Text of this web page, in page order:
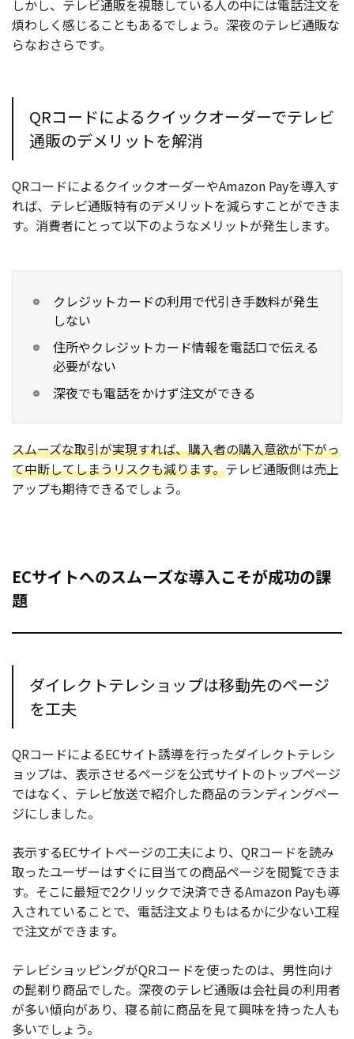
しかし、テレビ通販を視聴している人の中には電話注文を
煩わしく感じることもあるでしょう。深夜のテレビ通販な
らなおさらです。
QRコードによるクイックオーダーでテレビ
通販のデメリットを解消
QRコードによるクイックオーダーやAmazon Payを導入す
れば、テレビ通販特有のデメリットを減らすことができま
す。消費者にとって以下のようなメリットが発生します。
クレジットカードの利用で代引き手数料が発生
しない
住所やクレジットカード情報を電話口で伝える
必要がない
深夜でも電話をかけず注文ができる
スムーズな取引が実現すれば、購入者の購入意欲が下がっ
て中断してしまうリスクも減ります。テレビ通販側は売上
アップも期待できるでしょう。
ECサイトへのスムーズな導入こそが成功の課
題
ダイレクトテレショップは移動先のページ
を工夫
QRコードによるECサイト誘導を行ったダイレクトテレシ
ョップは、表示させるページを公式サイトのトップページ
ではなく、テレビ放送で紹介した商品のランディングペー
ジにしました。
表示するECサイトページの工夫により、QRコードを読み
取ったユーザーはすぐに目当ての商品ページを閲覧できま
す。そこに最短で2クリックで決済できるAmazon Payも導
入されていることで、電話注文よりもはるかに少ない工程
で注文ができます。
テレビショッピングがQRコードを使ったのは、男性向け
の髭剃り商品でした。深夜のテレビ通販は会社員の利用者
が多い傾向があり、寝る前に商品を見て興味を持った人も
多いでしょう。